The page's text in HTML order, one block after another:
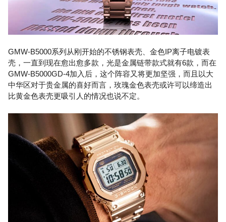
GMW-B5000系列从刚开始的不锈钢表壳、金色IP离子电镀表
壳，一直到现在愈出愈多款，光是金属链带款式就有6款，而在
GMW-B5000GD-4加入后，这个阵容又将更加坚强，而且以大
中华区对于贵金属的喜好而言，玫瑰金色表壳或许可以缔造出
比黄金色表壳更吸引人的情况也说不定。